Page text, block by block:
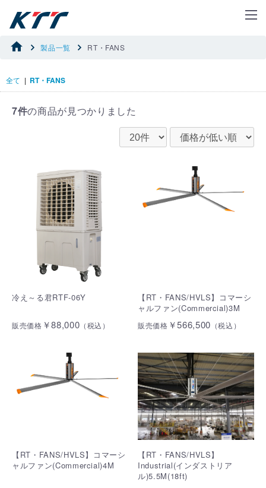
製品一覧 RT・FANS
全て | RT・FANS
7件の商品が見つかりました
冷え～る君RTF-06Y
販売価格 ￥88,000 （税込）
【RT・FANS/HVLS】コマーシ
ャルファン(Commercial)3M
販売価格 ￥566,500 （税込）
【RT・FANS/HVLS】コマーシ
ャルファン(Commercial)4M
【RT・FANS/HVLS】
Industrial(インダストリア
ル)5.5M(18ft)